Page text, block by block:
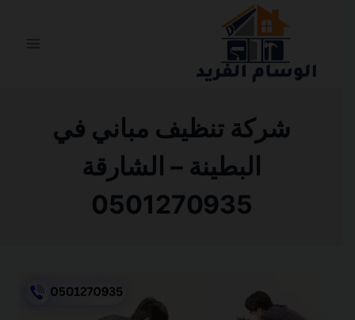
شركة تنظيف مباني في
البطينة – الشارقة
0501270935